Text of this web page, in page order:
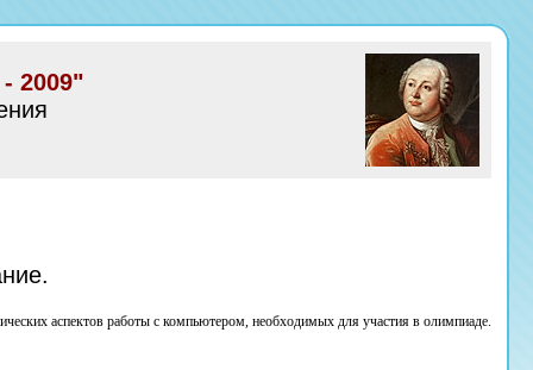
2009"
аспектов работы с компьютером, необходимых для участия в олимпиаде.